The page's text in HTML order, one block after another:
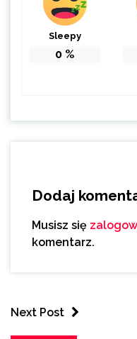
Sleepy
0 %
Dodaj
Musisz się
komentarz.
Next Post